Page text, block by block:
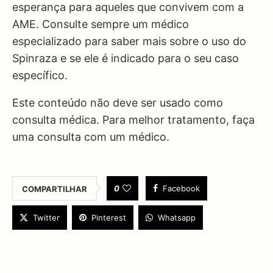
esperança para aqueles que convivem com a
AME. Consulte sempre um médico
especializado para saber mais sobre o uso do
Spinraza e se ele é indicado para o seu caso
específico.
Este conteúdo não deve ser usado como
consulta médica. Para melhor tratamento, faça
uma consulta com um médico.
COMPARTILHAR 0 Facebook
Twitter Pinterest Whatsapp